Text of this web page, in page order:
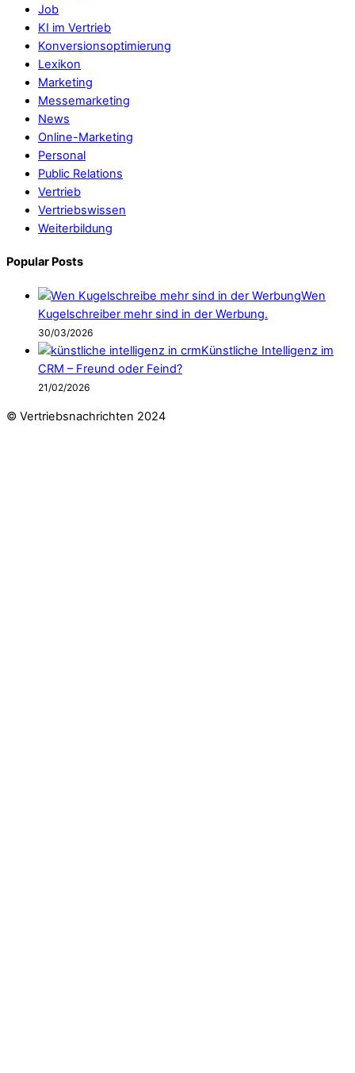
Job
KI im Vertrieb
Konversionsoptimierung
Lexikon
Marketing
Messemarketing
News
Online-Marketing
Personal
Public Relations
Vertrieb
Vertriebswissen
Weiterbildung
Popular Posts
Wen
Kugelschreiber mehr sind in der Werbung.
30/03/2026
Künstliche Intelligenz im
CRM – Freund oder Feind?
21/02/2026
© Vertriebsnachrichten 2024